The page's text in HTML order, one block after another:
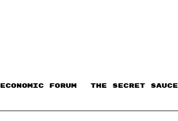
ECONOMIC FORUM THE SECRET SAUCE​